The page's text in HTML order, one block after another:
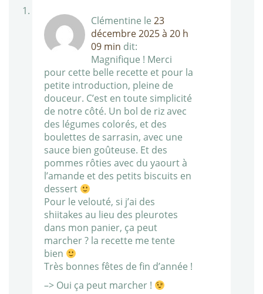
Clémentine le 23
décembre 2025 à 20 h
09 min dit:
Magnifique ! Merci
pour cette belle recette et pour la
petite introduction, pleine de
douceur. C’est en toute simplicité
de notre côté. Un bol de riz avec
des légumes colorés, et des
boulettes de sarrasin, avec une
sauce bien goûteuse. Et des
pommes rôties avec du yaourt à
l’amande et des petits biscuits en
dessert
Pour le velouté, si j’ai des
shiitakes au lieu des pleurotes
dans mon panier, ça peut
marcher ? la recette me tente
bien
Très bonnes fêtes de fin d’année !
–> Oui ça peut marcher !